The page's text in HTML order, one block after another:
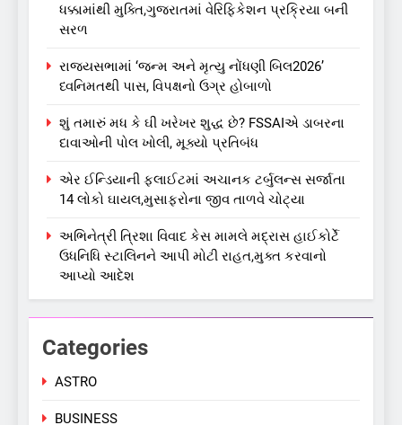
ધક્કામાંથી મુક્તિ,ગુજરાતમાં વેરિફિકેશન પ્રક્રિયા બની
સરળ
રાજ્યસભામાં ‘જન્મ અને મૃત્યુ નોંધણી બિલ2026’
ધ્વનિમતથી પાસ, વિપક્ષનો ઉગ્ર હોબાળો
શું તમારું મધ કે ઘી ખરેખર શુદ્ધ છે? FSSAIએ ડાબરના
દાવાઓની પોલ ખોલી, મૂક્યો પ્રતિબંધ
એર ઈન્ડિયાની ફ્લાઈટમાં અચાનક ટર્બુલન્સ સર્જાતા
14 લોકો ઘાયલ,મુસાફરોના જીવ તાળવે ચોટ્યા
અભિનેત્રી ત્રિશા વિવાદ કેસ મામલે મદ્રાસ હાઈકોર્ટે
ઉધનિધિ સ્ટાલિનને આપી મોટી રાહત,મુક્ત કરવાનો
આપ્યો આદેશ
Categories
ASTRO
BUSINESS
5
કોડીનારના છારા દરિયાકાંઠે પાંચ
કિશોરો ડૂબ્યા, 3નો બચાવ, 2
લાપતા
GUJARAT TOP NEWS
6
7